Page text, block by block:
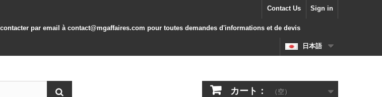
Sign in
Contact Us
par email à contact@mgaffaires.com pour toutes demandes d'informations et de devis
日本語
カート： （空）